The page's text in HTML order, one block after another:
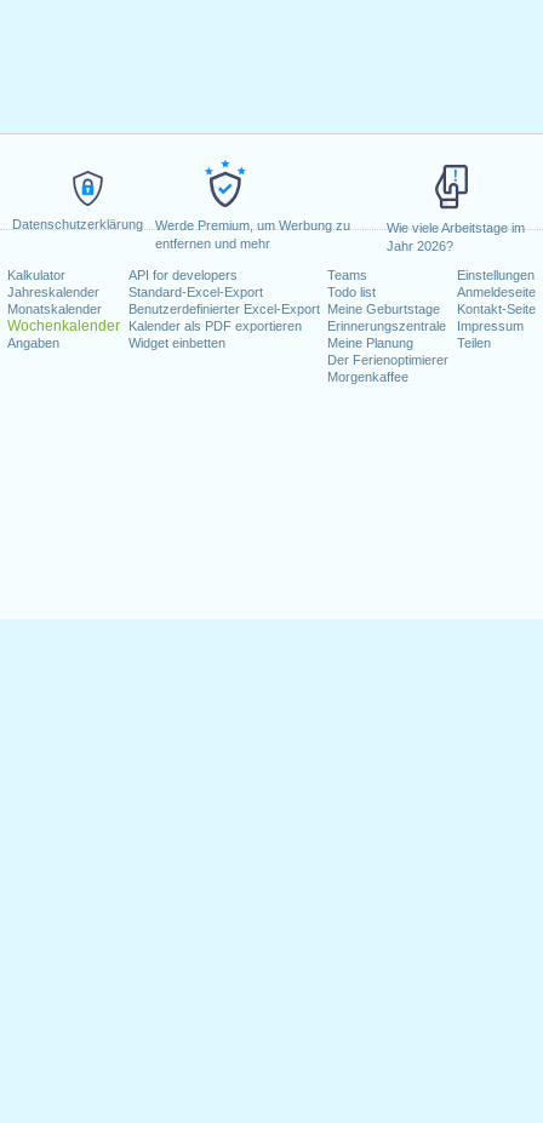
Datenschutzerklärung
Werde Premium, um Werbung zu
entfernen und mehr
Wie viele Arbeitstage im
Jahr 2026?
Kalkulator
Jahreskalender
Monatskalender
Wochenkalender
Angaben
API for developers
Standard-Excel-Export
Benutzerdefinierter Excel-Export
Kalender als PDF exportieren
Widget einbetten
Teams
Todo list
Meine Geburtstage
Erinnerungszentrale
Meine Planung
Der Ferienoptimierer
Morgenkaffee
Einstellungen
Anmeldeseite
Kontakt-Seite
Impressum
Teilen